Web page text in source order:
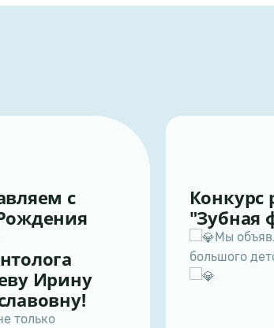
Конкурс рисунков
"Зубная фея"
Мы объявляем старт
большого детского конкурса